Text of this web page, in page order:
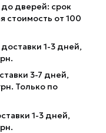
дверей: срок
стоимость от 100
1-3 дней,
3-7 дней,
Только по
1-3 дней,